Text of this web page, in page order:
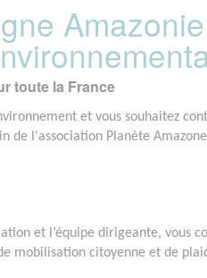
toute la France
et vous souhaitez
de l'association Planète
et l’équipe dirigeante, vous
mobilisation citoyenne et de